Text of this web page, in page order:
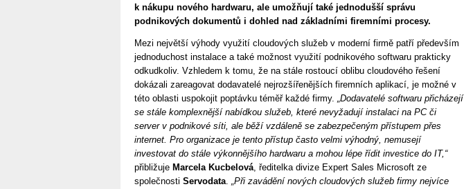
k nákupu nového hardwaru, ale umožňují také jednodušší správu
podnikových dokumentů i dohled nad základními firemními procesy.
Mezi největší výhody využití cloudových služeb v moderní firmě patří především
jednoduchost instalace a také možnost využití podnikového softwaru prakticky
odkudkoliv. Vzhledem k tomu, že na stále rostoucí oblibu cloudového řešení
dokázali zareagovat dodavatelé nejrozšířenějších firemních aplikací, je možné v
této oblasti uspokojit poptávku téměř každé firmy. „Dodavatelé softwaru přicházejí
se stále komplexnější nabídkou služeb, které nevyžadují instalaci na PC či
server v podnikové síti, ale běží vzdáleně se zabezpečeným přístupem přes
internet. Pro organizace je tento přístup často velmi výhodný, nemusejí
investovat do stále výkonnějšího hardwaru a mohou lépe řídit investice do IT,“
přibližuje Marcela Kucbelová, ředitelka divize Expert Sales Microsoft ze
společnosti Servodata. „Při zavádění nových cloudových služeb firmy nejvíce